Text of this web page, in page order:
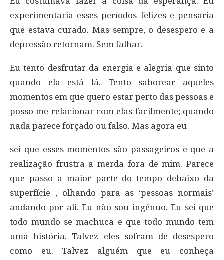
experimentaria esses períodos felizes e pensaria
que estava curado. Mas sempre, o desespero e a
depressão retornam. Sem falhar.
Eu tento desfrutar da energia e alegria que sinto
quando ela está lá. Tento saborear aqueles
momentos em que quero estar perto das pessoas e
posso me relacionar com elas facilmente; quando
nada parece forçado ou falso. Mas agora eu
sei que esses momentos são passageiros e que a
realização frustra a merda fora de mim. Parece
que passo a maior parte do tempo debaixo da
superfície , olhando para as ‘pessoas normais’
andando por ali. Eu não sou ingênuo. Eu sei que
todo mundo se machuca e que todo mundo tem
uma história. Talvez eles sofram de desespero
como eu. Talvez alguém que eu conheça